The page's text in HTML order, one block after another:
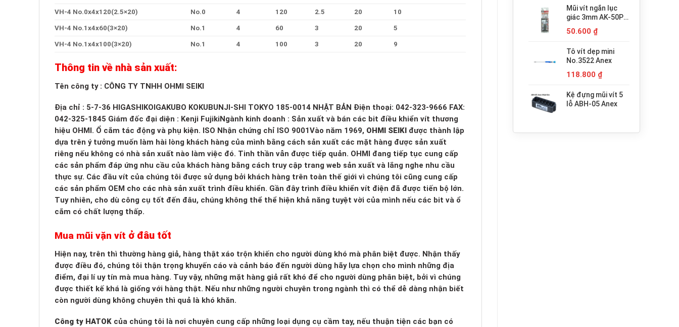
là:
945.000 ₫.
tại
là:
Mũi vít ngắn lục
giác 3mm AK-50P-
50.600 ₫
Tô vít dẹp mini
No.3522 Anex
118.800 ₫
Kệ đựng mũi vít 5
lỗ ABH-05 Anex
VH-4 No.0x4x120(2.5×20) No.0 4 120 2.5 20 10
VH-4 No.1x4x60(3×20) No.1 4 60 3 20 5
VH-4 No.1x4x100(3×20) No.1 4 100 3 20 9
Thông tin về nhà sản xuất:
Tên công ty : CÔNG TY TNHH OHMI SEIKI
Địa chỉ : 5-7-36 HIGASHIKOIGAKUBO KOKUBUNJI-SHI TOKYO 185-0014 NHẬT BẢN Điện thoại: 042-323-9666 FAX:
042-325-1845 Giám đốc đại diện : Kenji FujikiNgành kinh doanh : Sản xuất và bán các bit điều khiển vít thương
hiệu OHMI. Ổ cắm tác động và phụ kiện. ISO Nhận chứng chỉ ISO 9001Vào năm 1969, OHMI SEIKI được thành lập
dựa trên ý tưởng muốn làm hài lòng khách hàng của mình bằng cách sản xuất các mặt hàng được sản xuất
riêng nếu không có nhà sản xuất nào làm việc đó. Tinh thần vẫn được tiếp quản. OHMI đang tiếp tục cung cấp
các sản phẩm đáp ứng nhu cầu của khách hàng bằng cách truy cập trang web sản xuất và lắng nghe nhu cầu
thực sự. Các đầu vít của chúng tôi được sử dụng bởi khách hàng trên toàn thế giới vì chúng tôi cũng cung cấp
các sản phẩm OEM cho các nhà sản xuất trình điều khiển. Gần đây trình điều khiển vít điện đã được tiến bộ lớn.
Tuy nhiên, cho dù công cụ tốt đến đâu, chúng không thể thể hiện khả năng tuyệt vời của mình nếu các bit và ổ
cắm có chất lượng thấp.
Mua mũi vặn vít ở đâu tốt
Hiện nay, trên thì thường hàng giả, hàng thật xáo trộn khiến cho người dùng khó mà phân biệt được. Nhận thấy
được điều đó, chúng tôi thận trọng khuyến cáo và cảnh báo đến người dùng hãy lựa chọn cho mình những địa
điểm, đại lí uy tín mà mua hàng. Tuy vậy, những mặt hàng giả rất khó để cho người dùng phân biệt, bởi vì chúng
được thiết kế khá là giống với hàng thật. Nếu như những người chuyên trong ngành thì có thể dễ dàng nhận biết
còn người dùng không chuyên thì quả là khó khăn.
Công ty HATOK của chúng tôi là nơi chuyên cung cấp những loại dụng cụ cầm tay, nếu thuận tiện các bạn có